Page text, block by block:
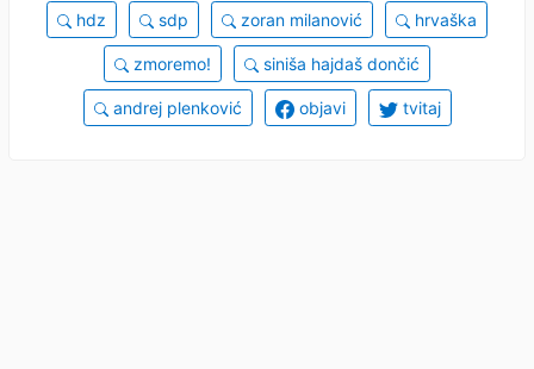
hdz sdp zoran milanović hrvaška
zmoremo! siniša hajdaš dončić
andrej plenković objavi tvitaj